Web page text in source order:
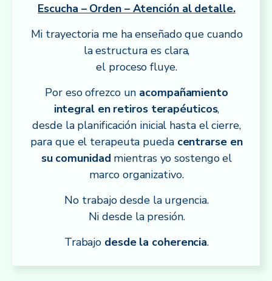
Escucha – Orden – Atención al detalle.
Mi trayectoria me ha enseñado que cuando
la estructura es clara,
el proceso fluye.
Por eso ofrezco un acompañamiento
integral en retiros terapéuticos,
desde la planificación inicial hasta el cierre,
para que el terapeuta pueda centrarse en
su comunidad mientras yo sostengo el
marco organizativo.
No trabajo desde la urgencia.
Ni desde la presión.
Trabajo desde la coherencia.